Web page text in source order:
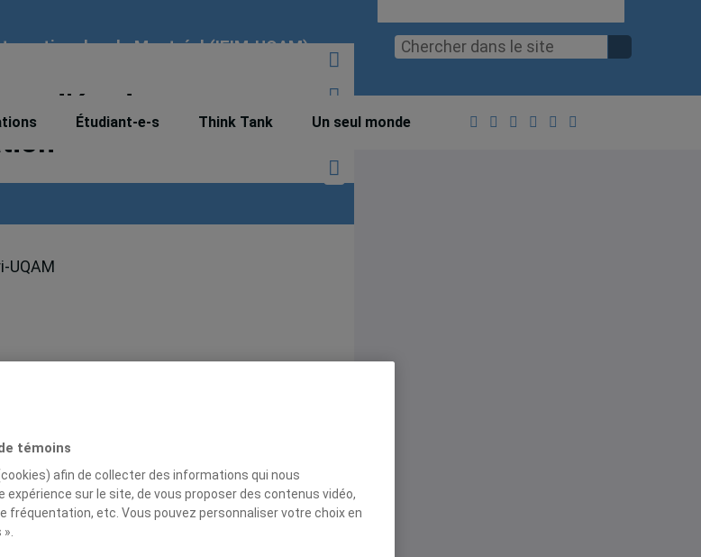
de Montréal (IEIM-UQAM)
Étudiant-e-s Think Tank Un seul monde
d’études sur
UQAM
et la mondialisation est l’occasion
de venir discuter des enjeux de
membres du CEIM.
témoins
afin de collecter des informations qui nous
expérience sur le site, de vous proposer des contenus vidéo,
fréquentation, etc. Vous pouvez personnaliser votre choix en